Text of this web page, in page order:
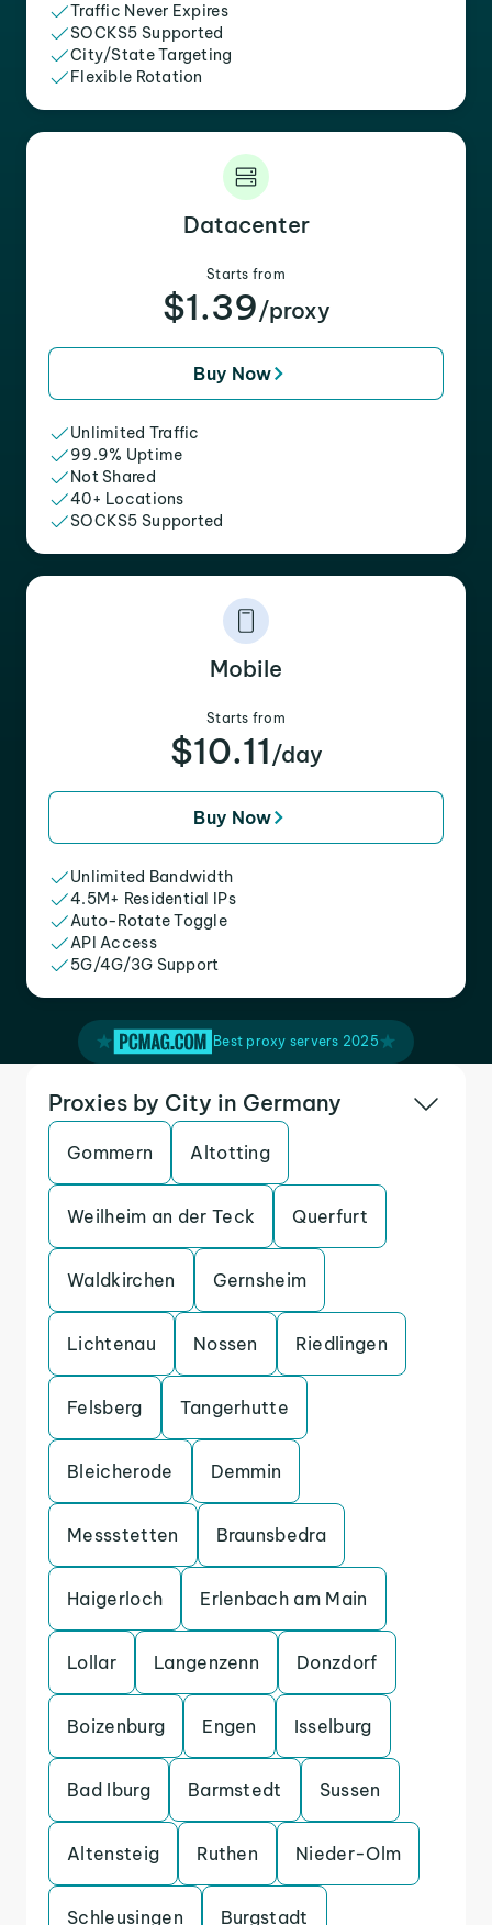
Traffic Never Expires
SOCKS5 Supported
City/State Targeting
Flexible Rotation
Datacenter
Starts from
$1.39/proxy
Buy Now
Unlimited Traffic
99.9% Uptime
Not Shared
40+ Locations
SOCKS5 Supported
Mobile
Starts from
$10.11 /day
Buy Now
Unlimited Bandwidth
4.5M+ Residential IPs
Auto-Rotate Toggle
API Access
5G/4G/3G Support
Best proxy servers 2025
Proxies by City in Germany
Gommern Altotting
Weilheim an der Teck Querfurt
Waldkirchen Gernsheim
Lichtenau Nossen Riedlingen
Felsberg Tangerhutte
Bleicherode Demmin
Messstetten Braunsbedra
Haigerloch Erlenbach am Main
Lollar Langenzenn Donzdorf
Boizenburg Engen Isselburg
Bad Iburg Barmstedt Sussen
Altensteig Ruthen Nieder-Olm
Schleusingen Burgstadt